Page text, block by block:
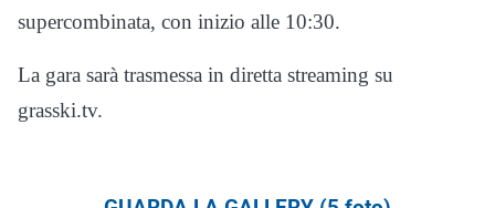
supercombinata, con inizio alle 10:30.
La gara sarà trasmessa in diretta streaming su
grasski.tv.